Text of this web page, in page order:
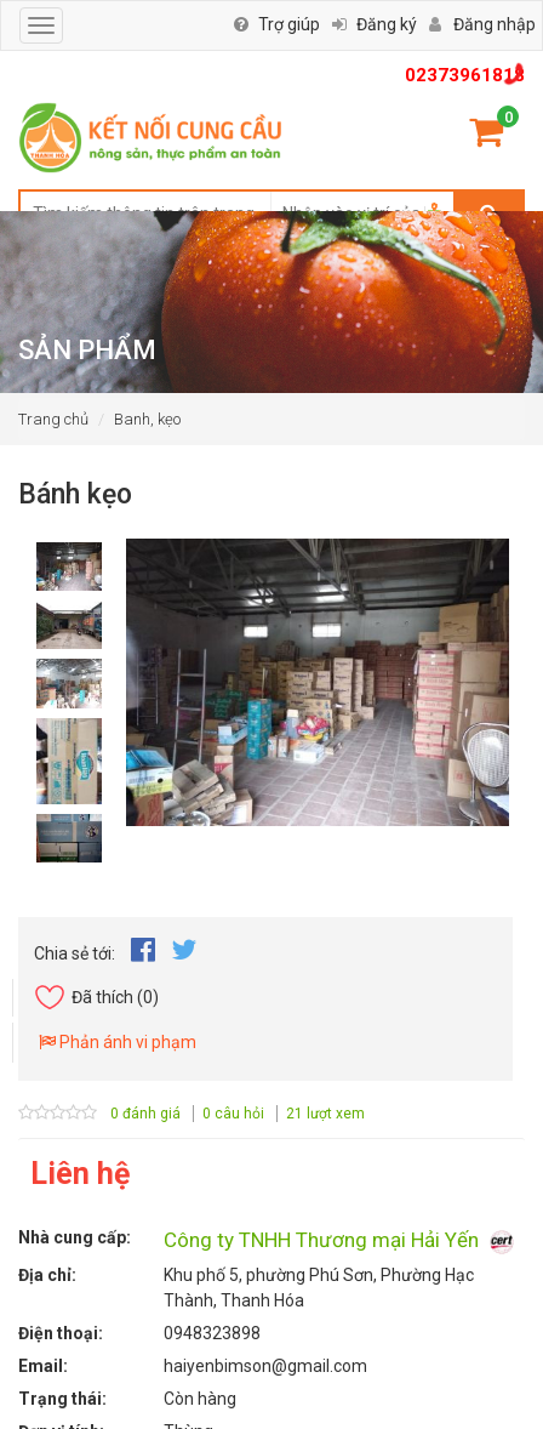
02373961818
0
Toggle
navigation
Trợ giúp Đăng ký Đăng nhập
SẢN PHẨM
Trang chủ Banh, kẹo
Bánh kẹo
Chia sẻ tới:
Đã thích (0)
Phản ánh vi phạm
0 đánh giá 0 câu hỏi 21 lượt xem
Liên hệ
Nhà cung cấp: Công ty TNHH Thương mại Hải Yến
Địa chỉ:
Khu phố 5, phường Phú Sơn, Phường Hạc
Thành, Thanh Hóa
Điện thoại:
0948323898
Email:
haiyenbimson@gmail.com
Trạng thái:
Còn hàng